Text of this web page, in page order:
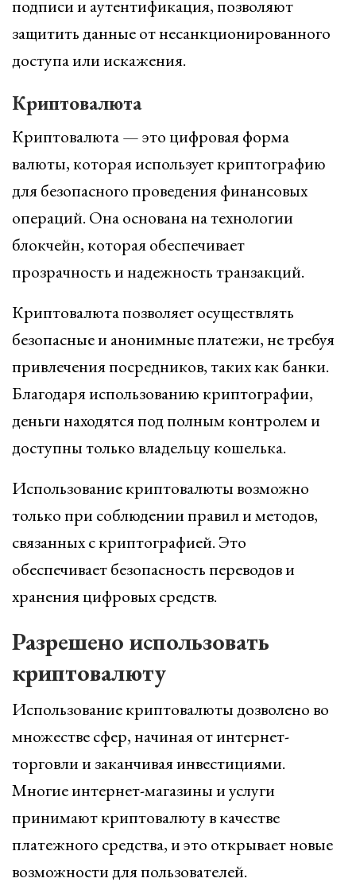
подписи и аутентификация, позволяют
защитить данные от несанкционированного
доступа или искажения.
Криптовалюта
Криптовалюта — это цифровая форма
валюты, которая использует криптографию
для безопасного проведения финансовых
операций. Она основана на технологии
блокчейн, которая обеспечивает
прозрачность и надежность транзакций.
Криптовалюта позволяет осуществлять
безопасные и анонимные платежи, не требуя
привлечения посредников, таких как банки.
Благодаря использованию криптографии,
деньги находятся под полным контролем и
доступны только владельцу кошелька.
Использование криптовалюты возможно
только при соблюдении правил и методов,
связанных с криптографией. Это
обеспечивает безопасность переводов и
хранения цифровых средств.
Разрешено использовать
криптовалюту
Использование криптовалюты дозволено во
множестве сфер, начиная от интернет-
торговли и заканчивая инвестициями.
Многие интернет-магазины и услуги
принимают криптовалюту в качестве
платежного средства, и это открывает новые
возможности для пользователей.